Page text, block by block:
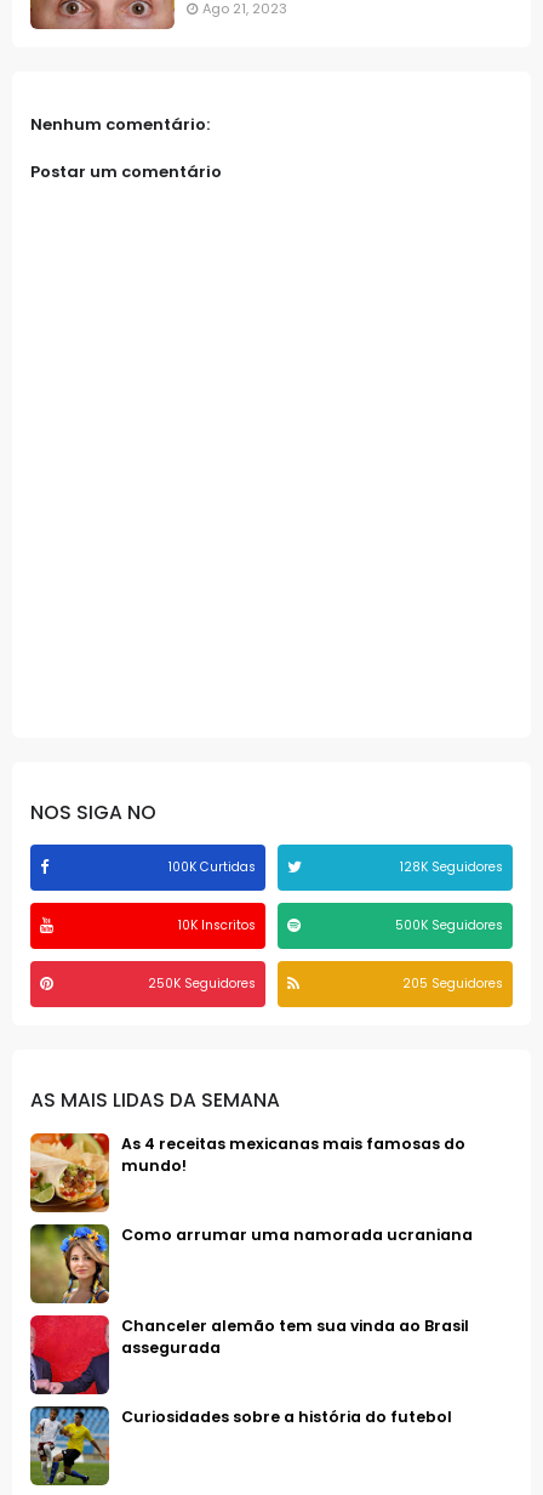
Ago 21, 2023
Nenhum comentário:
Postar um comentário
NOS SIGA NO
100K Curtidas 128K Seguidores
10K Inscritos 500K Seguidores
250K Seguidores 205 Seguidores
AS MAIS LIDAS DA SEMANA
As 4 receitas mexicanas mais famosas do
mundo!
Como arrumar uma namorada ucraniana
Chanceler alemão tem sua vinda ao Brasil
assegurada
Curiosidades sobre a história do futebol